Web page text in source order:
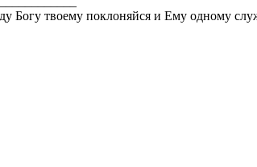
Богу твоему поклоняйся и Ему одному